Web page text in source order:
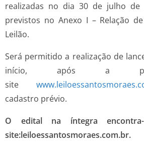
realizadas no dia 30 de julho de
previstos no Anexo I – Relação
Leilão.
Será permitido a realização de
início, após a
site
cadastro prévio.
O edital na íntegra
site:leiloessantosmoraes.com.br.